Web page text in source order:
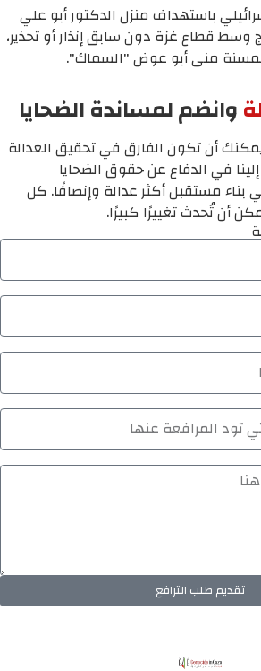
باستهداف منزل الدكتور أبو علي
وسط قطاع غزة دون سابق إنذار أو تحذير،
منى أبو عوض "السماك".
وانضم لمساندة الضحايا
أن تكون الفارق في تحقيق العدالة
في الدفاع عن حقوق الضحايا
مستقبل أكثر عدالة وإنصافًا. كل
أن تُحدث تغييرًا كبيرًا.
تقديم طلب الترافع